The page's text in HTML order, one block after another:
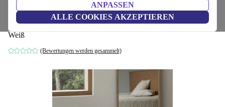
ANPASSEN
ALLE COOKIES AKZEPTIEREN
Eli Sitzbank Eichenholz 66510
Weiß
(Bewertungen werden gesammelt)